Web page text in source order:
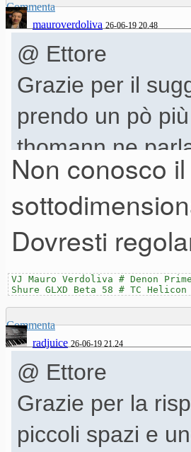
Inoltre le 710 le
Aggiungo
sputano una
Ascolta le
questo
Commenta
mauroverdoliva 26-06-19 20.48
@ Ettore
Grazie per il
prendo un pò
thomann ne
per il momento
Non conosco
Dovresti
VJ Mauro Verdoliva # Denon
Shure GLXD Beta 58 # TC Helicon
Commenta
radjuice 26-06-19 21.24
@ Ettore
Grazie per la
piccoli spazi e